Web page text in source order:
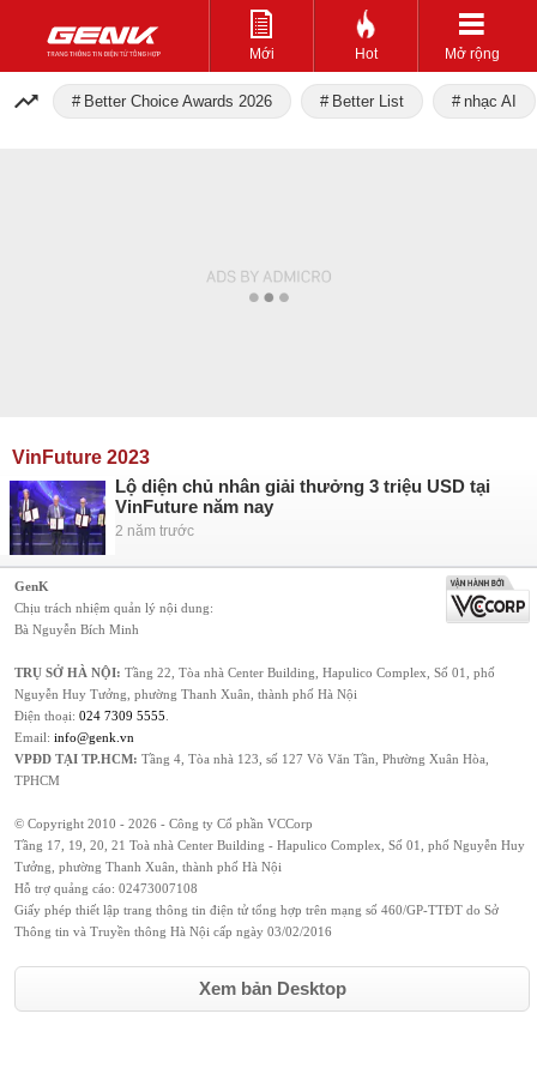
Mới Hot Mở rộng
Better Choice Awards 2026 Better List nhạc AI
VinFuture 2023
Lộ diện chủ nhân giải thưởng 3 triệu USD tại
VinFuture năm nay
2 năm trước
GenK
Chịu trách nhiệm quản lý nội dung:
Bà Nguyễn Bích Minh
TRỤ SỞ HÀ NỘI: Tầng 22, Tòa nhà Center Building, Hapulico Complex, Số 01, phố
Nguyễn Huy Tưởng, phường Thanh Xuân, thành phố Hà Nội
Điện thoại: 024 7309 5555
Email: info@genk.vn
VPĐD TẠI TP.HCM: Tầng 4, Tòa nhà 123, số 127 Võ Văn Tần, Phường Xuân Hòa,
TPHCM
© Copyright 2010 - 2026 - Công ty Cổ phần VCCorp
Tầng 17, 19, 20, 21 Toà nhà Center Building - Hapulico Complex, Số 01, phố Nguyễn Huy
Tưởng, phường Thanh Xuân, thành phố Hà Nội
Hỗ trợ quảng cáo: 02473007108
Giấy phép thiết lập trang thông tin điện tử tổng hợp trên mạng số 460/GP-TTĐT do Sở
Thông tin và Truyền thông Hà Nội cấp ngày 03/02/2016
Xem bản Desktop